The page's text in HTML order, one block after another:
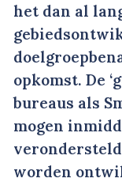
het dan al
opkomst. De
bureaus als
mogen
worden